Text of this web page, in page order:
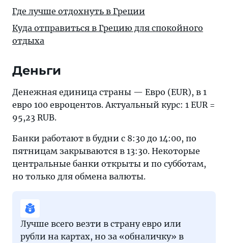
Где лучше отдохнуть в Греции
Куда отправиться в Грецию для спокойного
отдыха
Деньги
Денежная единица страны — Евро (EUR), в 1
евро 100 евроцентов. Актуальный курс: 1 EUR =
95,23 RUB.
Банки работают в будни с 8:30 до 14:00, по
пятницам закрываются в 13:30. Некоторые
центральные банки открыты и по субботам,
но только для обмена валюты.
Лучше всего везти в страну евро или
рубли на картах, но за «обналичку» в